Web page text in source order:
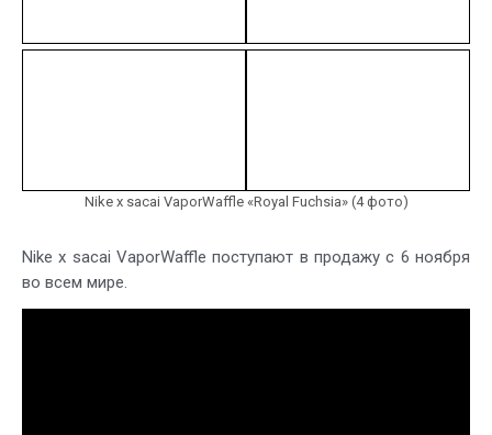
Nike x sacai VaporWaffle «Royal Fuchsia» (4 фото)
Nike x sacai VaporWaffle поступают в продажу с 6 ноября
во всем мире.